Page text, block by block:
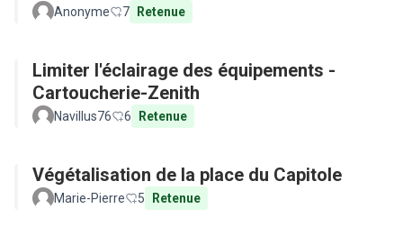
Anonyme 7 Retenue
Limiter l'éclairage des équipements -
Cartoucherie-Zenith
Navillus76 6 Retenue
Végétalisation de la place du Capitole
Marie-Pierre 5 Retenue